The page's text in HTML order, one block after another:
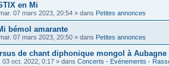
en Mi
07 mars 2023, 20:54 » dans Petites annonces
bémol amarante
07 mars 2023, 20:50 » dans Petites annonces
de chant diphonique mongol à Aubagne
03 oct. 2022, 0:17 » dans Concerts - Evénements -